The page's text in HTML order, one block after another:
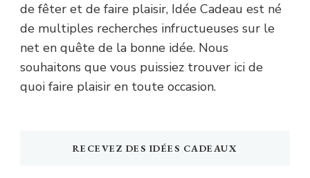
de fêter et de faire plaisir, Idée Cadeau est né
de multiples recherches infructueuses sur le
net en quête de la bonne idée. Nous
souhaitons que vous puissiez trouver ici de
quoi faire plaisir en toute occasion.
RECEVEZ DES IDÉES CADEAUX